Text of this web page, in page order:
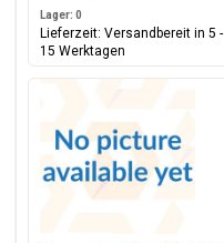
Lager: 0
Lieferzeit: Versandbereit in 5 -
15 Werktagen